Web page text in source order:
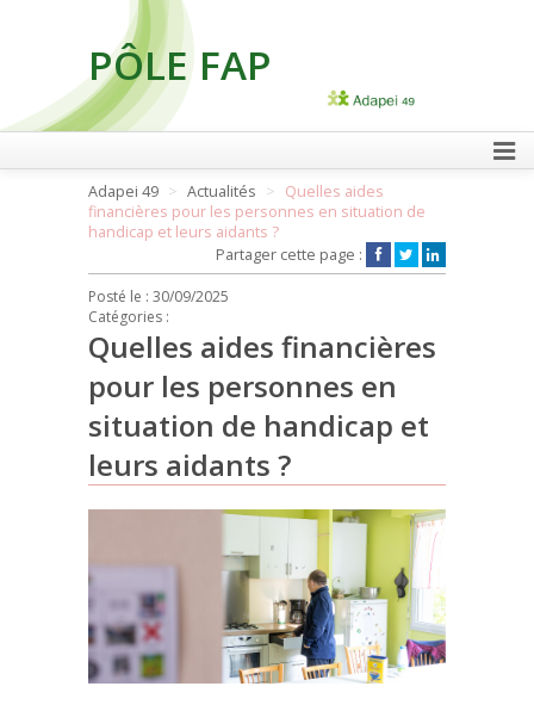
PÔLE FAP
FAIRE UN DON
Adapei 49 Actualités
Quelles aides
financières pour les personnes en situation de
handicap et leurs aidants ?
Partager cette page :
Posté le : 30/09/2025
Catégories :
Quelles aides financières
pour les personnes en
situation de handicap et
leurs aidants ?